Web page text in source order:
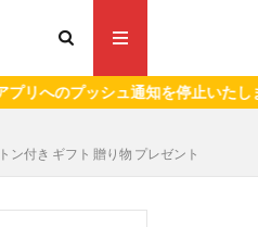
ッシュ通知を停止いたします。）
付き ギフト 贈り物 プレゼント